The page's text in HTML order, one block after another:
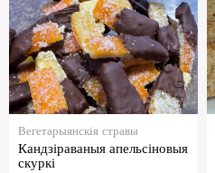
Вегетарыянскія стравы
Кандзіраваныя апельсіновыя
скуркі